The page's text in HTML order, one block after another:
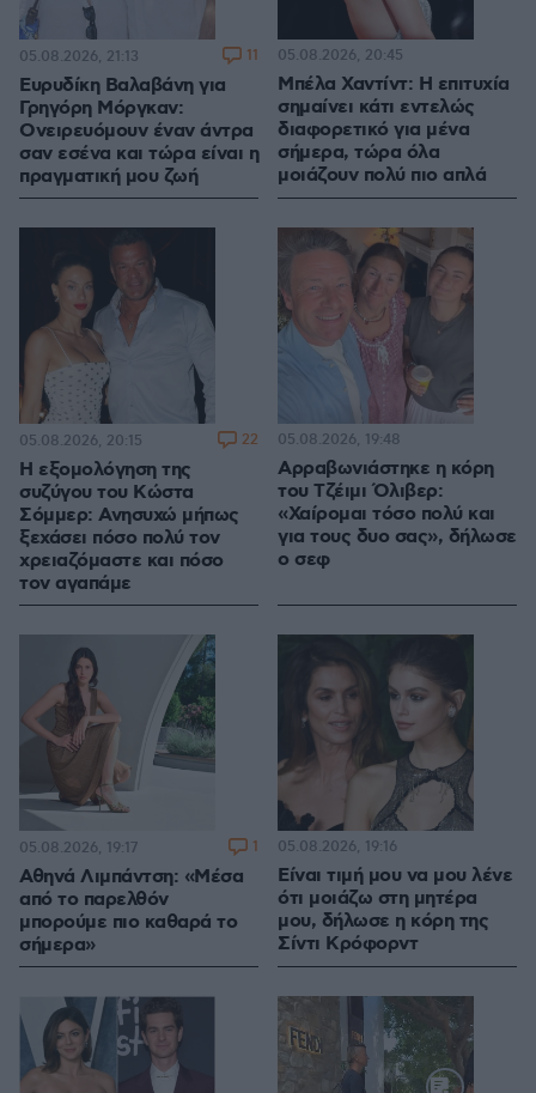
Ευρυδίκη Βαλαβάνη για
Γρηγόρη Μόργκαν:
Ονειρευόμουν έναν άντρα
σαν εσένα και τώρα είναι η
πραγματική μου ζωή
05.08.2026, 21:13 11
Μπέλα Χαντίντ: Η επιτυχία
σημαίνει κάτι εντελώς
διαφορετικό για μένα
σήμερα, τώρα όλα
μοιάζουν πολύ πιο απλά
05.08.2026, 20:45
Η εξομολόγηση της
συζύγου του Κώστα
Σόμμερ: Ανησυχώ μήπως
ξεχάσει πόσο πολύ τον
χρειαζόμαστε και πόσο
τον αγαπάμε
05.08.2026, 20:15 22
Αρραβωνιάστηκε η κόρη
του Τζέιμι Όλιβερ:
«Χαίρομαι τόσο πολύ και
για τους δυο σας», δήλωσε
ο σεφ
05.08.2026, 19:48
Αθηνά Λιμπάντση: «Μέσα
από το παρελθόν
μπορούμε πιο καθαρά το
σήμερα»
05.08.2026, 19:17 1
Είναι τιμή μου να μου λένε
ότι μοιάζω στη μητέρα
μου, δήλωσε η κόρη της
Σίντι Κρόφορντ
05.08.2026, 19:16